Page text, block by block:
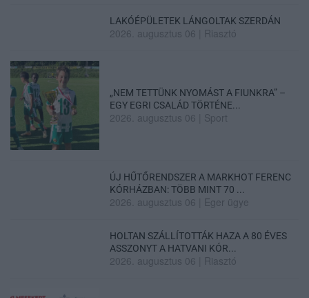
LAKÓÉPÜLETEK LÁNGOLTAK SZERDÁN
2026. augusztus 06 Riasztó
„NEM TETTÜNK NYOMÁST A FIUNKRA” –
EGY EGRI CSALÁD TÖRTÉNE...
2026. augusztus 06 Sport
ÚJ HŰTŐRENDSZER A MARKHOT FERENC
KÓRHÁZBAN: TÖBB MINT 70 ...
2026. augusztus 06 Eger ügye
HOLTAN SZÁLLÍTOTTÁK HAZA A 80 ÉVES
ASSZONYT A HATVANI KÓR...
2026. augusztus 06 Riasztó